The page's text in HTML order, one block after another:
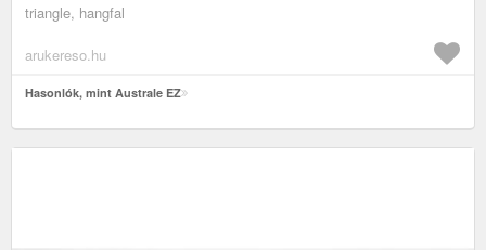
triangle, hangfal
arukereso.hu
Hasonlók, mint Australe EZ